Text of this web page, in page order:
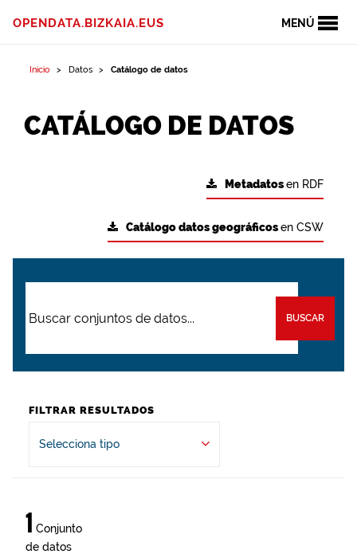
MENÚ
OPENDATA.BIZKAIA.EUS
Inicio Datos Catálogo de datos
CATÁLOGO DE DATOS
Metadatosen RDF
Catálogo datos geográficosen CSW
BUSCAR
FILTRAR RESULTADOS
Selecciona tipo
1 Conjunto
de datos